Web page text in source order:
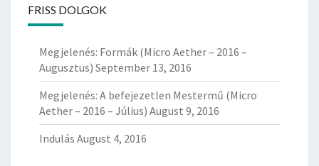
E
R
–
2
0
1
FRISS DOLGOK
Megjelenés: Formák (Micro Aether – 2016 –
Augusztus) September 13, 2016
Megjelenés: A befejezetlen Mestermű (Micro
Aether – 2016 – Július) August 9, 2016
Indulás August 4, 2016